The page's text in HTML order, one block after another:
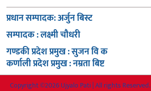
प्रधान सम्पादक: अर्जुन बिस्ट
सम्पादक : लक्ष्मी चौधरी
गण्डकी प्रदेश प्रमुख : सुजन वि क
कर्णाली प्रदेश प्रमुख : नम्रता बिष्ट
Copyright ©2026 Ujyalo Pati | All rights Reserved.